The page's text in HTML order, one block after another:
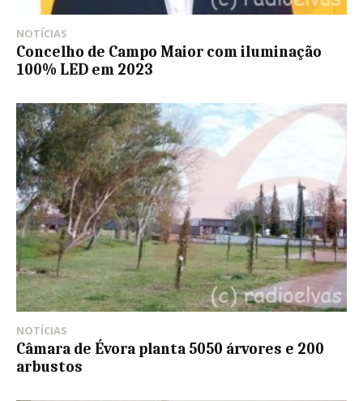
NOTÍCIAS
Concelho de Campo Maior com iluminação
100% LED em 2023
NOTÍCIAS
Câmara de Évora planta 5050 árvores e 200
arbustos